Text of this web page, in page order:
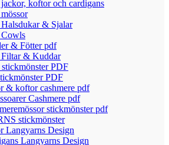
koftor och cardigans
& Sjalar
& Fötter pdf
& Kuddar
PDF
PDF
& koftor cashmere pdf
Cashmere pdf
stickmönster pdf
stickmönster
Langyarns Design
Langyarns Design